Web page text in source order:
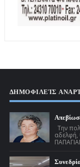
ΔΗΜΟΦΙΛΕΊΣ